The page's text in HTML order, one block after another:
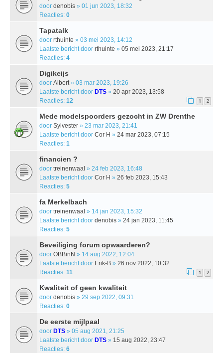
door denobis » 01 jun 2023, 18:32
Reacties: 0
Tapatalk
door rthuinte » 03 mei 2023, 14:12
Laatste bericht door rthuinte » 05 mei 2023, 21:17
Reacties: 4
Digikeijs
door Albert» 03 mar 2023, 19:26
Laatste bericht door DTS » 20 apr 2023, 13:58
Reacties: 12 1 2
Mede modelspoorders gezocht in ZW Drenthe
door Sylvester » 23 mar 2023, 21:41
Laatste bericht door Cor H » 24 mar 2023, 07:15
Reacties: 1
financien ?
door treinenwaal » 24 feb 2023, 16:48
Laatste bericht door Cor H » 26 feb 2023, 15:43
Reacties: 5
fa Merkelbach
door treinenwaal » 14 jan 2023, 15:32
Laatste bericht door denobis » 24 jan 2023, 11:45
Reacties: 5
Beveiliging forum opwaarderen?
door OBBinN » 14 aug 2022, 12:04
Laatste bericht door Erik-B » 26 nov 2022, 10:32
Reacties: 11 1 2
Kwaliteit of geen kwaliteit
door denobis » 29 sep 2022, 09:31
Reacties: 0
De eerste mijlpaal
door DTS » 05 aug 2021, 21:25
Laatste bericht door DTS » 15 aug 2022, 23:47
Reacties: 6